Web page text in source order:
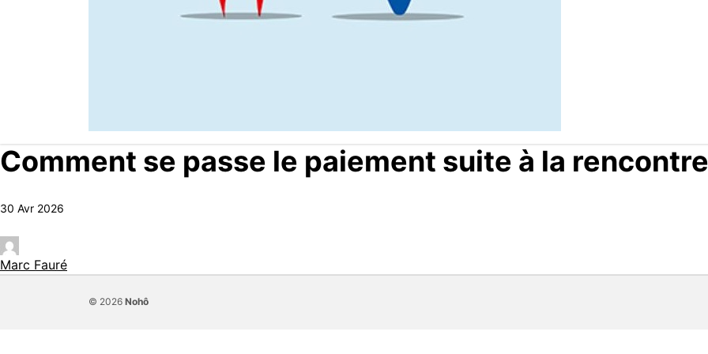
Comment se passe le paiement suite à la
30 Avr 2026
Marc Fauré
© 2026 Nohô